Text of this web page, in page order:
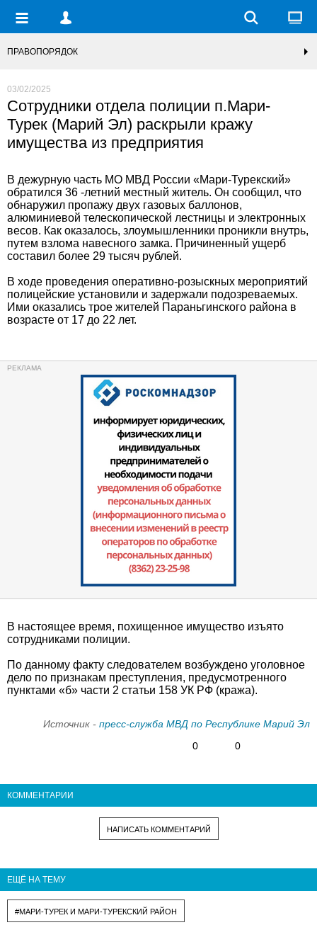
ПРАВОПОРЯДОК
03/02/2025
Сотрудники отдела полиции п.Мари-
Турек (Марий Эл) раскрыли кражу
имущества из предприятия
В дежурную часть МО МВД России «Мари-Турекский»
обратился 36 -летний местный житель. Он сообщил, что
обнаружил пропажу двух газовых баллонов,
алюминиевой телескопической лестницы и электронных
весов. Как оказалось, злоумышленники проникли внутрь,
путем взлома навесного замка. Причиненный ущерб
составил более 29 тысяч рублей.
В ходе проведения оперативно-розыскных мероприятий
полицейские установили и задержали подозреваемых.
Ими оказались трое жителей Параньгинского района в
возрасте от 17 до 22 лет.
В настоящее время, похищенное имущество изъято
сотрудниками полиции.
По данному факту следователем возбуждено уголовное
дело по признакам преступления, предусмотренного
пунктами «б» части 2 статьи 158 УК РФ (кража).
Источник - пресс-служба МВД по Республике Марий Эл
0
0
КОММЕНТАРИИ
НАПИСАТЬ КОММЕНТАРИЙ
ЕЩЁ НА ТЕМУ
#МАРИ-ТУРЕК И МАРИ-ТУРЕКСКИЙ РАЙОН